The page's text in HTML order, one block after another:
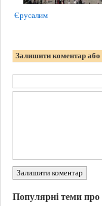
Єрусалим
Залишити коментар або
Залишити коментар
Популярні теми про